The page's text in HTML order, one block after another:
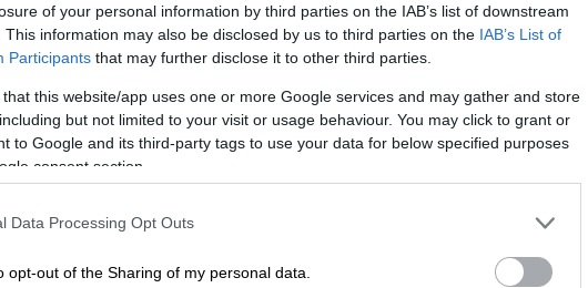
of your personal information by third parties on the IAB’s list of downstream
This information may also be disclosed by us to third parties on the IAB’s List of
Participants that may further disclose it to other third parties.
that this website/app uses one or more Google services and may gather and store
but not limited to your visit or usage behaviour. You may click to grant or
to Google and its third-party tags to use your data for below specified purposes
consent section.
Data Processing Opt Outs
opt-out of the Sharing of my personal data.